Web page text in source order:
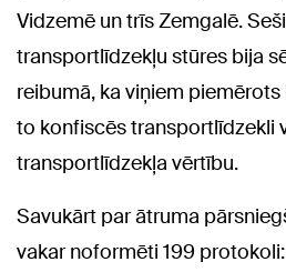
Vidzemē un trīs Zemgalē.
transportlīdzekļu stūres bija
reibumā, ka viņiem
to konfiscēs transportlīdzekli
transportlīdzekļa vērtību.
Savukārt par ātruma
vakar noformēti 199